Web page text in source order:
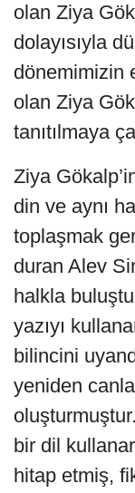
olan Ziya
dolayısıyla
dönemimizin
olan Ziya
tanıtılmaya
Ziya
din ve aynı
toplaşmak
duran Alev
halkla
yazıyı
bilincini
yeniden
bir dil
hitap etmiş,